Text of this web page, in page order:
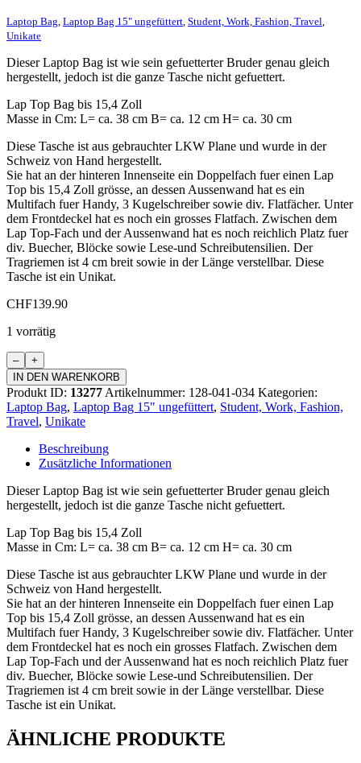
Laptop Bag Laptop Bag 15" ungefüttert Student, Work, Fashion, Travel
Unikate
Dieser Laptop Bag ist wie sein gefuetterter Bruder genau gleich
hergestellt, jedoch ist die ganze Tasche nicht gefuettert.
Lap Top Bag bis 15,4 Zoll
Masse in Cm: L= ca. 38 cm B= ca. 12 cm H= ca. 30 cm
Diese Tasche ist aus gebrauchter LKW Plane und wurde in der
Schweiz von Hand hergestellt.
Sie hat an der hinteren Innenseite ein Doppelfach fuer einen Lap
Top bis 15,4 Zoll grösse, an dessen Aussenwand hat es ein
Multifach fuer Handy, 3 Kugelschreiber sowie div. Flatfächer. Unter
dem Frontdeckel hat es noch ein grosses Flatfach. Zwischen dem
Lap Top-Fach und der Aussenwand hat es noch reichlich Platz fuer
div. Buecher, Blöcke sowie Lese-und Schreibutensilien. Der
Tragriemen ist 4 cm breit sowie in der Länge verstellbar. Diese
Tasche ist ein Unikat.
CHF139.90
1 vorrätig
Laptop
Bag
ohne
Futter
15
Zoll
Menge
IN DEN WARENKORB
Produkt ID: 13277 Artikelnummer: 128-041-034 Kategorien:
Laptop Bag, Laptop Bag 15" ungefüttert, Student, Work, Fashion,
Travel, Unikate
Beschreibung
Zusätzliche Informationen
Dieser Laptop Bag ist wie sein gefuetterter Bruder genau gleich
hergestellt, jedoch ist die ganze Tasche nicht gefuettert.
Lap Top Bag bis 15,4 Zoll
Masse in Cm: L= ca. 38 cm B= ca. 12 cm H= ca. 30 cm
Diese Tasche ist aus gebrauchter LKW Plane und wurde in der
Schweiz von Hand hergestellt.
Sie hat an der hinteren Innenseite ein Doppelfach fuer einen Lap
Top bis 15,4 Zoll grösse, an dessen Aussenwand hat es ein
Multifach fuer Handy, 3 Kugelschreiber sowie div. Flatfächer. Unter
dem Frontdeckel hat es noch ein grosses Flatfach. Zwischen dem
Lap Top-Fach und der Aussenwand hat es noch reichlich Platz fuer
div. Buecher, Blöcke sowie Lese-und Schreibutensilien. Der
Tragriemen ist 4 cm breit sowie in der Länge verstellbar. Diese
Tasche ist ein Unikat.
ÄHNLICHE PRODUKTE